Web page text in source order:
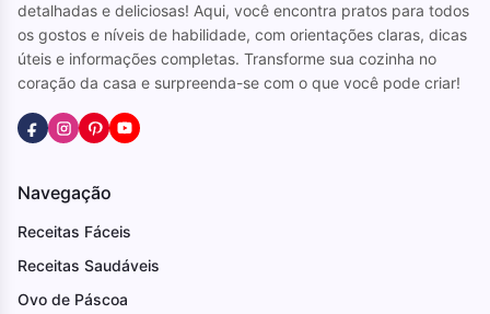
detalhadas e deliciosas! Aqui, você encontra pratos para todos
os gostos e níveis de habilidade, com orientações claras, dicas
úteis e informações completas. Transforme sua cozinha no
coração da casa e surpreenda-se com o que você pode criar!
Navegação
Receitas Fáceis
Receitas Saudáveis
Ovo de Páscoa